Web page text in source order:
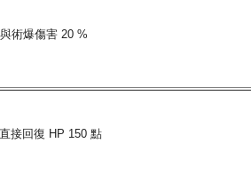
術爆傷害 20 %
接回復 HP 150 點